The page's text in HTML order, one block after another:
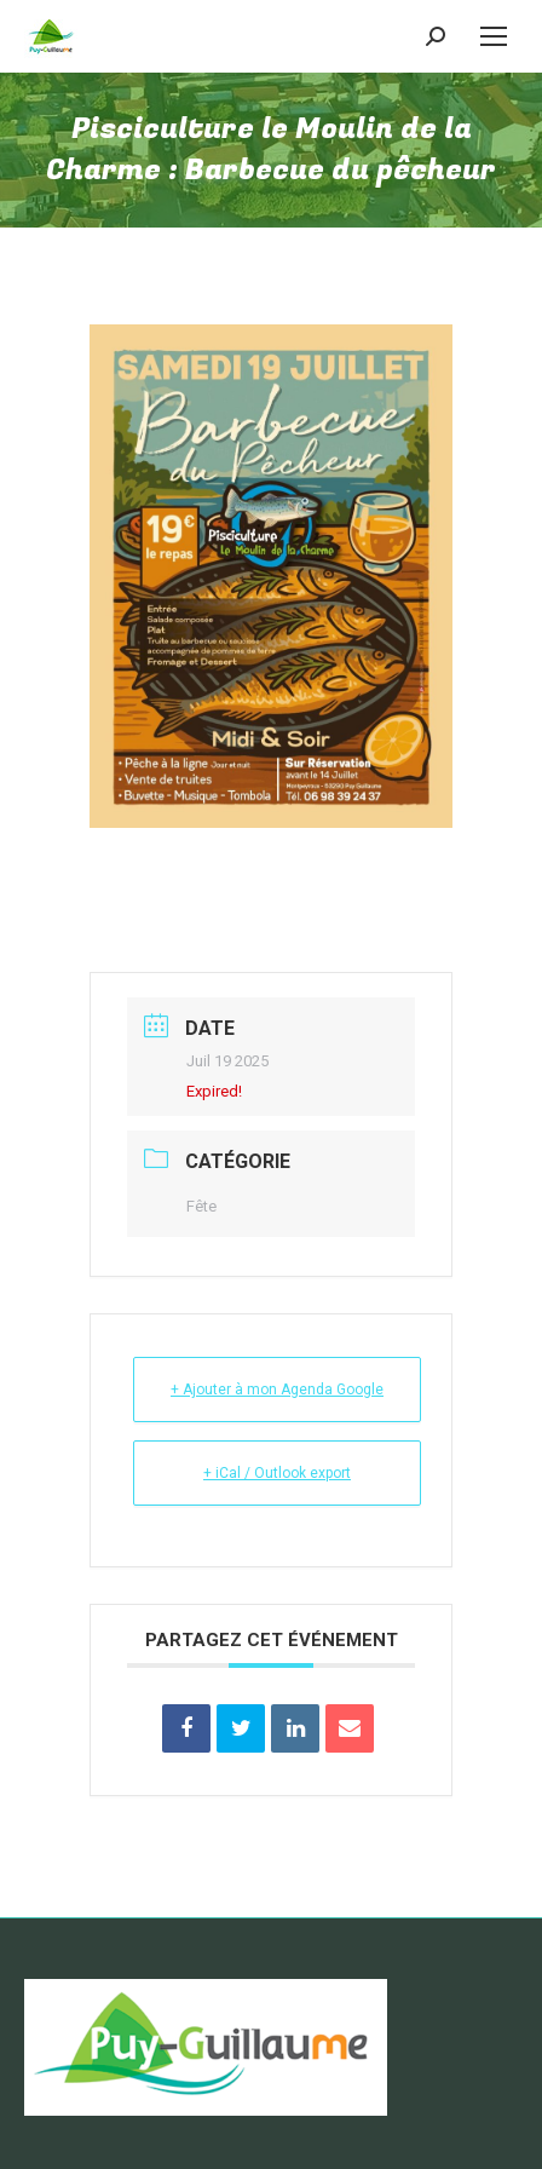
Recherche
:
Pisciculture le Moulin de la
Charme : Barbecue du pêcheur
DATE
Juil 19 2025
Expired!
CATÉGORIE
Fête
+ Ajouter à mon Agenda Google
+ iCal / Outlook export
PARTAGEZ CET ÉVÉNEMENT